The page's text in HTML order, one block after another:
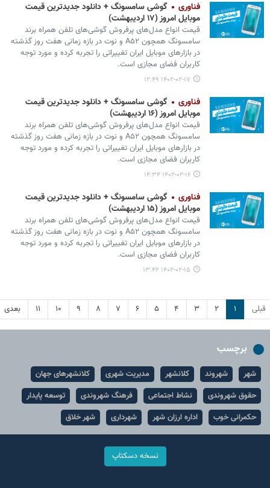
فناوری
گوشی سامسونگ + دانلود جدیدترین قیمت
موبایل امروز (۱۷ اردیبهشت)
قیمت انواع مدل‌های پرفروش گوشی‌های تلفن همراه برند
سامسونگ همچون A۵۲ و نوت در بازه زمانی هفت روز گذشته
در بازارهای موبایل ایران تغییراتی را تجربه کرده و مورد توجه
کاربران فضای مجازی است.
۱۴۰۲-۰۲-۱۷ ۱۲:۴۹
فناوری
گوشی سامسونگ + دانلود جدیدترین قیمت
موبایل امروز (۱۶ اردیبهشت)
قیمت انواع مدل‌های پرفروش گوشی‌های تلفن همراه برند
سامسونگ همچون A۵۲ و نوت در بازه زمانی هفت روز گذشته
در بازارهای موبایل ایران تغییراتی را تجربه کرده و مورد توجه
کاربران فضای مجازی است.
۱۴۰۲-۰۲-۱۶ ۱۴:۳۴
فناوری
گوشی سامسونگ + دانلود جدیدترین قیمت
موبایل امروز (۱۵ اردیبهشت)
قیمت انواع مدل‌های پرفروش گوشی‌های تلفن همراه برند
سامسونگ همچون A۵۲ و نوت در بازه زمانی هفت روز گذشته
در بازارهای موبایل ایران تغییراتی را تجربه کرده و مورد توجه
کاربران فضای مجازی است.
۱۴۰۲-۰۲-۱۵ ۱۳:۴۲
قبلی ۱ ۲ ۳ ۴ ۵ ۶ ۷ ۸ ۹ ۱۰ ۱۱ بعدی
برچسب
شهر شهروند کلانشهر مدیریت شهری
کلانشهرهای جهان
حقوق شهروندی
نشاط اجتماعی فرهنگ شهروندی
توسعه پایدار
حکمرانی خوب
اداره ارزان شهر شهرداری شهر خلاق
نسخه دسکتاپ